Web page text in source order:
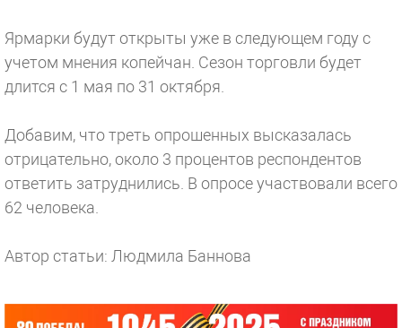
Ярмарки будут открыты уже в следующем году с
учетом мнения копейчан. Сезон торговли будет
длится с 1 мая по 31 октября.
Добавим, что треть опрошенных высказалась
отрицательно, около 3 процентов респондентов
ответить затруднились. В опросе участвовали всего
62 человека.
Автор статьи: Людмила Баннова